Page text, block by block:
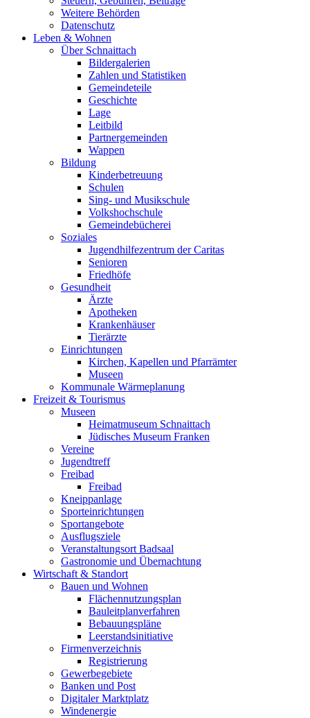
Weitere Behörden
Datenschutz
Leben & Wohnen
Über Schnaittach
Bildergalerien
Zahlen und Statistiken
Gemeindeteile
Geschichte
Lage
Leitbild
Partnergemeinden
Wappen
Bildung
Kinderbetreuung
Schulen
Sing- und Musikschule
Volkshochschule
Gemeindebücherei
Soziales
Jugendhilfezentrum der Caritas
Senioren
Friedhöfe
Gesundheit
Ärzte
Apotheken
Krankenhäuser
Tierärzte
Einrichtungen
Kirchen, Kapellen und Pfarrämter
Museen
Kommunale Wärmeplanung
Freizeit & Tourismus
Museen
Heimatmuseum Schnaittach
Jüdisches Museum Franken
Vereine
Jugendtreff
Freibad
Freibad
Kneippanlage
Sporteinrichtungen
Sportangebote
Ausflugsziele
Veranstaltungsort Badsaal
Gastronomie und Übernachtung
Wirtschaft & Standort
Bauen und Wohnen
Flächennutzungsplan
Bauleitplanverfahren
Bebauungspläne
Leerstandsinitiative
Firmenverzeichnis
Registrierung
Gewerbegebiete
Banken und Post
Digitaler Marktplatz
Windenergie